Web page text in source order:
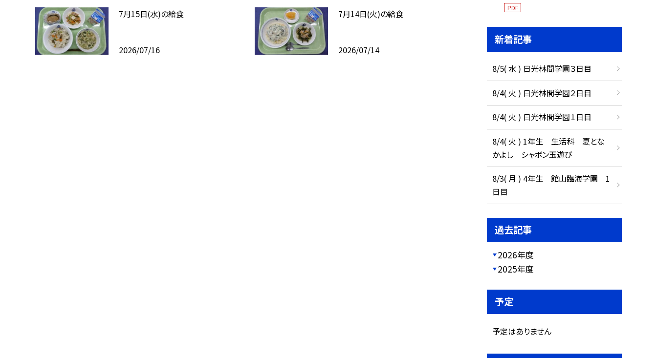
7月15日(水)の給食
2026/07/16
7月14日(火)の給食
2026/07/14
PDF
新着記事
8/5( 水 ) 日光林間学園３日目
8/4( 火 ) 日光林間学園２日目
8/4( 火 ) 日光林間学園１日目
8/4( 火 ) 1年生 生活科 夏とな
かよし シャボン玉遊び
8/3( 月 ) 4年生 館山臨海学園 1
日目
過去記事
2026年度
2025年度
予定
予定はありません